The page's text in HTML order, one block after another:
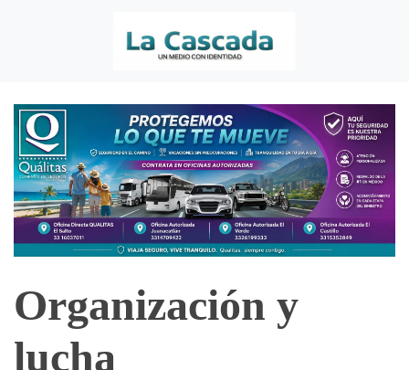
Organización y
lucha